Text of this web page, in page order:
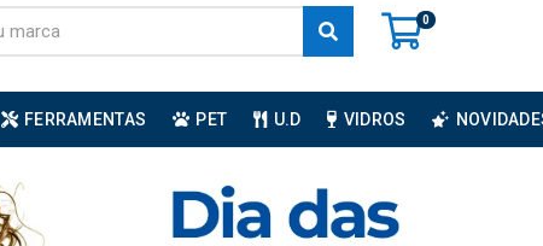
0
FERRAMENTAS PET U.D VIDROS